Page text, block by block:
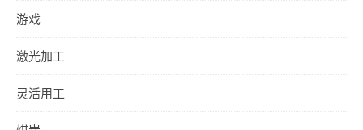
游戏
激光加工
灵活用工